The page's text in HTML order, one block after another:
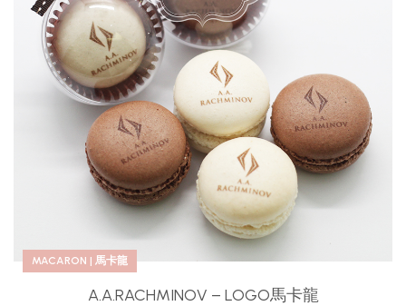
MACARON | 馬卡龍
A.A.RACHMINOV – LOGO馬卡龍